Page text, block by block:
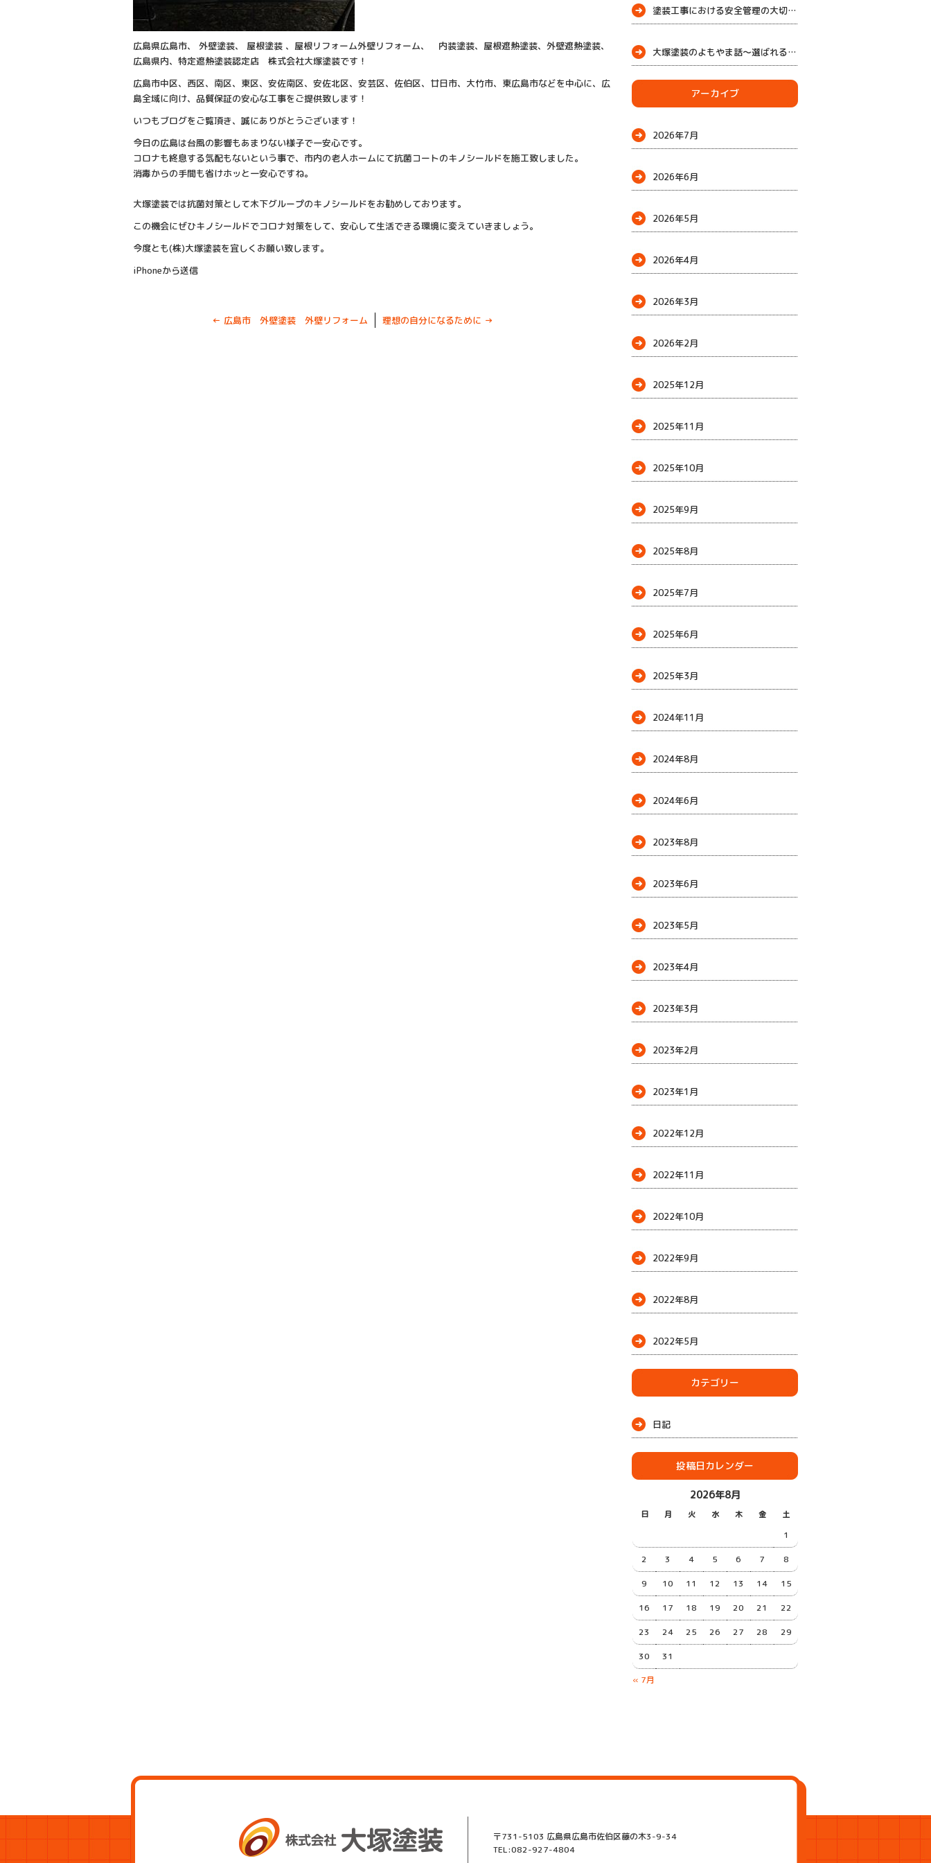
広島県広島市、 外壁塗装、 屋根塗装 、屋根リフォーム外壁リフォーム、 内装塗装、屋根遮熱塗装、外壁遮熱塗装、
広島県内、特定遮熱塗装認定店 株式会社大塚塗装です！
広島市中区、西区、南区、東区、安佐南区、安佐北区、安芸区、佐伯区、廿日市、大竹市、東広島市などを中心に、広
島全域に向け、品質保証の安心な工事をご提供致します！
いつもブログをご覧頂き、誠にありがとうございます！
今日の広島は台風の影響もあまりない様子で一安心です。
コロナも終息する気配もないという事で、市内の老人ホームにて抗菌コートのキノシールドを施工致しました。
消毒からの手間も省けホッと一安心ですね。
大塚塗装では抗菌対策として木下グループのキノシールドをお勧めしております。
この機会にぜひキノシールドでコロナ対策をして、安心して生活できる環境に変えていきましょう。
今度とも(株)大塚塗装を宜しくお願い致します。
iPhoneから送信
← 広島市 外壁塗装 外壁リフォーム 理想の自分になるために →
塗装工事における安全管理の大切さ
大塚塗装のよもやま話～選ばれる理由
アーカイブ
2026年7月
2026年6月
2026年5月
2026年4月
2026年3月
2026年2月
2025年12月
2025年11月
2025年10月
2025年9月
2025年8月
2025年7月
2025年6月
2025年3月
2024年11月
2024年8月
2024年6月
2023年8月
2023年6月
2023年5月
2023年4月
2023年3月
2023年2月
2023年1月
2022年12月
2022年11月
2022年10月
2022年9月
2022年8月
2022年5月
カテゴリー
日記
投稿日カレンダー
2026年8月
日 月 火 水 木 金 土
« 7月
1
2 3 4 5 6 7 8
9 10 11 12 13 14 15
16 17 18 19 20 21 22
23 24 25 26 27 28 29
30 31
〒731-5103 広島県広島市佐伯区藤の木3-9-34
TEL:082-927-4804